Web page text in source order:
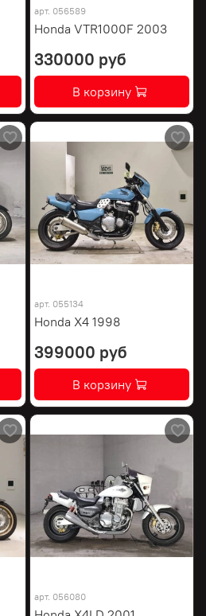
арт. 056589
Honda VTR1000F 2003
330000 руб
В корзину
арт. 055134
Honda X4 1998
399000 руб
В корзину
арт. 056080